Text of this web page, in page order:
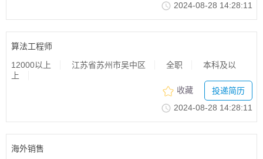
2024-08-2814:28:11
算法工程师
12000以上 江苏省苏州市吴中区 全职
本科及以
上
收藏
投递简历
2024-08-2814:28:11
海外销售